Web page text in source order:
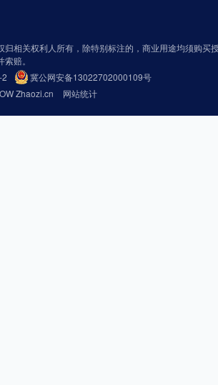
归相关权利人所有，除特别标注的，商业用途均须购买
赔。
冀公网安备13022702000109号
Zhaozi.cn
网站统计